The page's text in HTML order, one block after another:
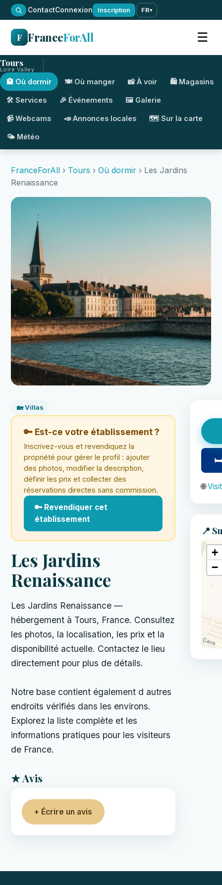
·ContactConnexion Inscription FR▾
F FranceForAll ☰
Tours
Loire Valley
🏨 Où dormir 🍽️ Où manger 📸 À voir 🛍️ Magasins
🛠️ Services 🎉 Événements 🖼️ Galerie
📹 Webcams 📣 Annonces locales 🗺️ Sur la carte
🌤️ Météo
FranceForAll › Tours › Où dormir › Les Jardins
Renaissance
🏡 Villas
🔑 Est-ce votre établissement ?
Inscrivez-vous et revendiquez la
propriété pour gérer le profil : ajouter
des photos, modifier la description,
définir les prix et collecter des
réservations directes sans commission.
🔑 Revendiquer cet
établissement
Les Jardins
Renaissance
Les Jardins Renaissance —
hébergement à Tours, France. Consultez
les photos, la localisation, les prix et la
disponibilité actuelle. Contactez le lieu
directement pour plus de détails.
Notre base contient également d autres
endroits vérifiés dans les environs.
Explorez la liste complète et les
informations pratiques pour les visiteurs
de France.
★ Avis
+ Écrire un avis
🛏
🌐
📍
+
−